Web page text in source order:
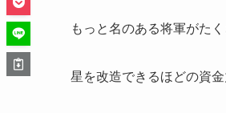
もっと名のある将軍がた
星を改造できるほどの資